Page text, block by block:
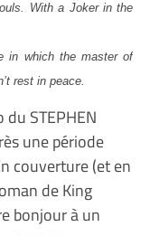
With a Joker in the
in which the master of
rest in peace.
STEPHEN
une période
couverture (et en
de King
bonjour à un